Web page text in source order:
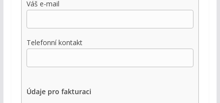
Váš e-mail
Telefonní kontakt
Údaje pro fakturaci